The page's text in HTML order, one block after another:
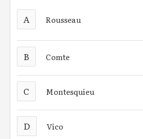
A Rousseau
B Comte
C Montesquieu
D Vico